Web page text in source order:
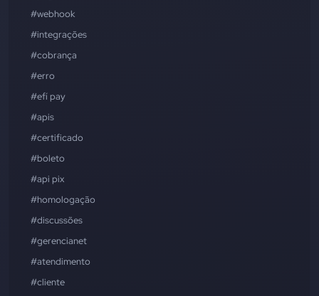
#webhook
#integrações
#cobrança
#erro
#efí pay
#apis
#certificado
#boleto
#api pix
#homologação
#discussões
#gerencianet
#atendimento
#cliente